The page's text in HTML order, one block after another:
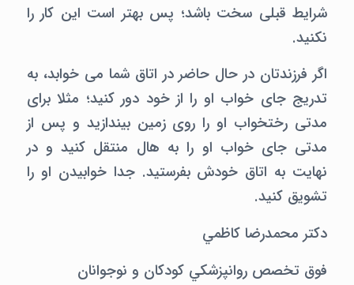
شرایط قبلی سخت باشد؛ پس بهتر است این کار را
نکنید.
اگر فرزندتان در حال حاضر در اتاق شما می خوابد، به
تدریج جای خواب او را از خود دور کنید؛ مثلا برای
مدتی رختخواب او را روی زمین بیندازید و پس از
مدتی جای خواب او را به هال منتقل کنید و در
نهایت به اتاق خودش بفرستید. جدا خوابیدن او را
تشویق کنید.
دکتر محمدرضا کاظمي
فوق تخصص روانپزشکي کودکان و نوجوانان